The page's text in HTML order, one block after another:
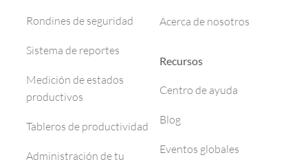
Rondines de seguridad
Sistema de reportes
Medición de estados
productivos
Tableros de productividad
Administración de tu
Acerca de nosotros
Recursos
Centro de ayuda
Blog
Eventos globales